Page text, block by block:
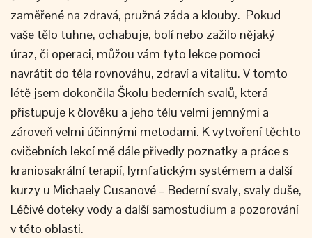
zaměřené na zdravá, pružná záda a klouby. Pokud
vaše tělo tuhne, ochabuje, bolí nebo zažilo nějaký
úraz, či operaci, můžou vám tyto lekce pomoci
navrátit do těla rovnováhu, zdraví a vitalitu. V tomto
létě jsem dokončila Školu bederních svalů, která
přistupuje k člověku a jeho tělu velmi jemnými a
zároveň velmi účinnými metodami. K vytvoření těchto
cvičebních lekcí mě dále přivedly poznatky a práce s
kraniosakrální terapií, lymfatickým systémem a další
kurzy u Michaely Cusanové – Bederní svaly, svaly duše,
Léčivé doteky vody a další samostudium a pozorování
v této oblasti.